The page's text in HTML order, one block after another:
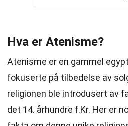
Hva er Atenisme?
Atenisme er en gammel
fokuserte på tilbedelse av
religionen ble introdusert av
det 14. århundre f.Kr. Her er